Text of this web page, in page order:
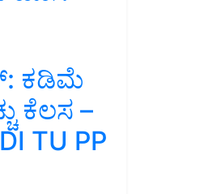
ಕಡಿಮೆ
ಕೆಲಸ –
TU PP